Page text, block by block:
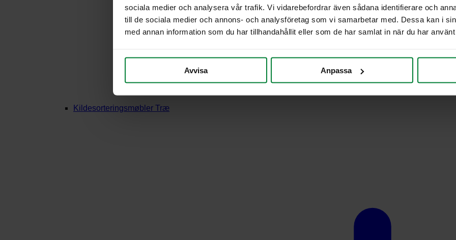
sociala medier och analysera vår trafik. Vi vidarebefordrar även sådana identifierare och
till de sociala medier och annons- och analysföretag som vi samarbetar med. Dessa kan i
med annan information som du har tillhandahållit eller som de har samlat in när du har
Avvisa Anpassa
Kildesorteringsmøbler Træ